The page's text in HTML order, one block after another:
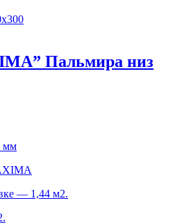
Пальмира низ
мм
— 1,44 м2.